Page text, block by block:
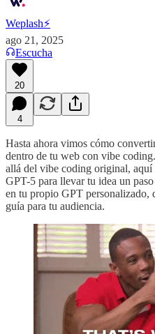
Weplash⚡️
ago 21, 2025
Escucha
20
4
Hasta ahora vimos cómo
dentro de tu web con vibe
allá del vibe coding original, aquí
GPT-5 para llevar tu idea un
en tu propio GPT personalizado,
guía para tu audiencia.